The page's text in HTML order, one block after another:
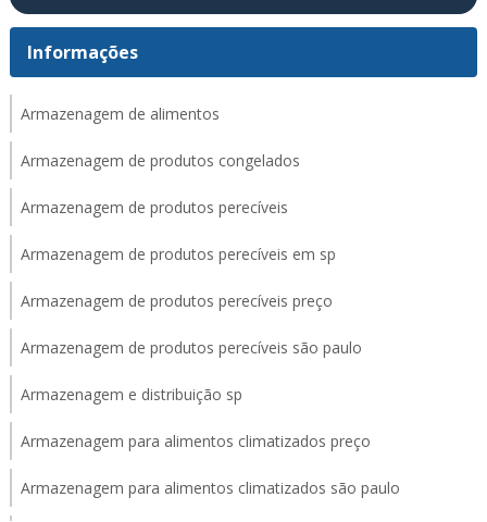
Informações
Armazenagem de alimentos
Armazenagem de produtos congelados
Armazenagem de produtos perecíveis
Armazenagem de produtos perecíveis em sp
Armazenagem de produtos perecíveis preço
Armazenagem de produtos perecíveis são paulo
Armazenagem e distribuição sp
Armazenagem para alimentos climatizados preço
Armazenagem para alimentos climatizados são paulo